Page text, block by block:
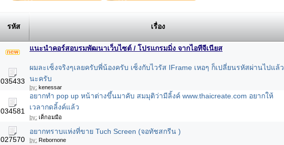
รหัส เรื่อง
แนะนำคอร์สอบรมพัฒนาเว็บไซต์ / โปรแกรมมิ่ง จากไอทีจีเนียส
035433
ผมละเซ็งจริงๆเลยครับพี่น้องครับ เซ็งกับไวรัส IFrame เหอๆ ก็เปลี่ยนรหัสผ่านไปแล้ว
นะครับ
by: kenessar
034581
อยากทำ pop up หน้าต่างขึ้นมาคับ สมมุติว่ามีลิ้งค์ www.thaicreate.com อยากให้
เวลากดลิ้งค์แล้ว
by: เด็กอมมือ
027570
อยากทราบแห่งที่ขาย Tuch Screen (จอทัชสกรีน )
by: Rebornone